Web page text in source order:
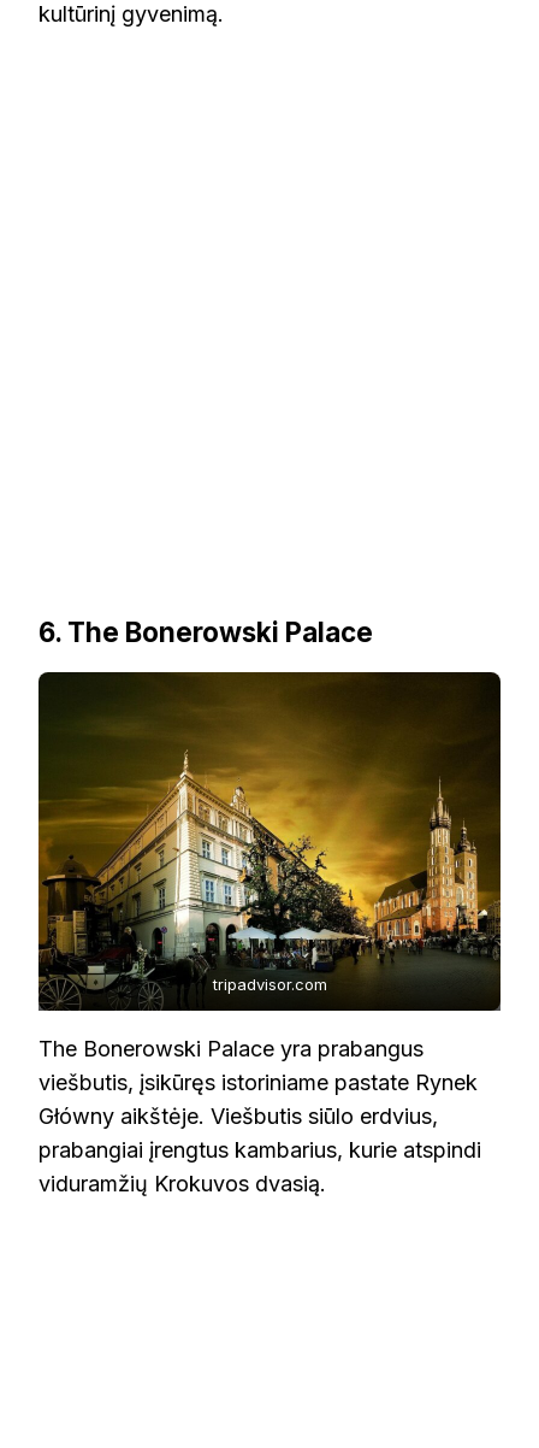
kultūrinį gyvenimą.
6. The Bonerowski Palace
tripadvisor.com
The Bonerowski Palace yra prabangus
viešbutis, įsikūręs istoriniame pastate Rynek
Główny aikštėje. Viešbutis siūlo erdvius,
prabangiai įrengtus kambarius, kurie atspindi
viduramžių Krokuvos dvasią.